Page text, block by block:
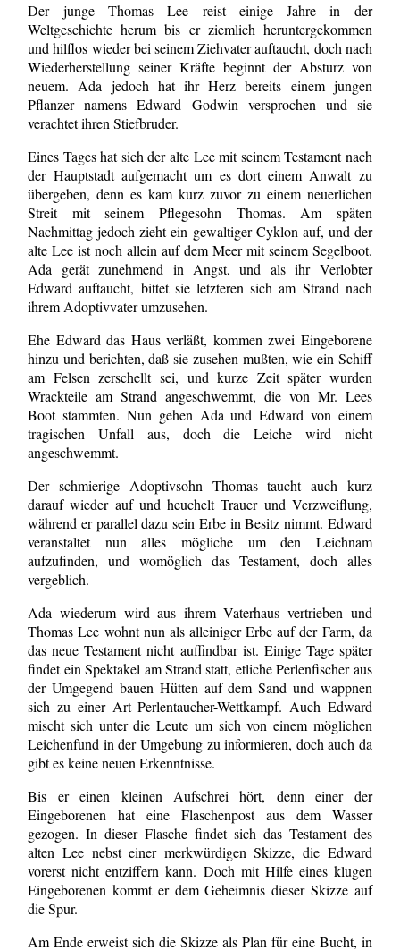
Der junge Thomas Lee reist einige Jahre in der
Weltgeschichte herum bis er ziemlich heruntergekommen
und hilflos wieder bei seinem Ziehvater auftaucht, doch nach
Wiederherstellung seiner Kräfte beginnt der Absturz von
neuem. Ada jedoch hat ihr Herz bereits einem jungen
Pflanzer namens Edward Godwin versprochen und sie
verachtet ihren Stiefbruder.
Eines Tages hat sich der alte Lee mit seinem Testament nach
der Hauptstadt aufgemacht um es dort einem Anwalt zu
übergeben, denn es kam kurz zuvor zu einem neuerlichen
Streit mit seinem Pflegesohn Thomas. Am späten
Nachmittag jedoch zieht ein gewaltiger Cyklon auf, und der
alte Lee ist noch allein auf dem Meer mit seinem Segelboot.
Ada gerät zunehmend in Angst, und als ihr Verlobter
Edward auftaucht, bittet sie letzteren sich am Strand nach
ihrem Adoptivvater umzusehen.
Ehe Edward das Haus verläßt, kommen zwei Eingeborene
hinzu und berichten, daß sie zusehen mußten, wie ein Schiff
am Felsen zerschellt sei, und kurze Zeit später wurden
Wrackteile am Strand angeschwemmt, die von Mr. Lees
Boot stammten. Nun gehen Ada und Edward von einem
tragischen Unfall aus, doch die Leiche wird nicht
angeschwemmt.
Der schmierige Adoptivsohn Thomas taucht auch kurz
darauf wieder auf und heuchelt Trauer und Verzweiflung,
während er parallel dazu sein Erbe in Besitz nimmt. Edward
veranstaltet nun alles mögliche um den Leichnam
aufzufinden, und womöglich das Testament, doch alles
vergeblich.
Ada wiederum wird aus ihrem Vaterhaus vertrieben und
Thomas Lee wohnt nun als alleiniger Erbe auf der Farm, da
das neue Testament nicht auffindbar ist. Einige Tage später
findet ein Spektakel am Strand statt, etliche Perlenfischer aus
der Umgegend bauen Hütten auf dem Sand und wappnen
sich zu einer Art Perlentaucher-Wettkampf. Auch Edward
mischt sich unter die Leute um sich von einem möglichen
Leichenfund in der Umgebung zu informieren, doch auch da
gibt es keine neuen Erkenntnisse.
Bis er einen kleinen Aufschrei hört, denn einer der
Eingeborenen hat eine Flaschenpost aus dem Wasser
gezogen. In dieser Flasche findet sich das Testament des
alten Lee nebst einer merkwürdigen Skizze, die Edward
vorerst nicht entziffern kann. Doch mit Hilfe eines klugen
Eingeborenen kommt er dem Geheimnis dieser Skizze auf
die Spur.
Am Ende erweist sich die Skizze als Plan für eine Bucht, in